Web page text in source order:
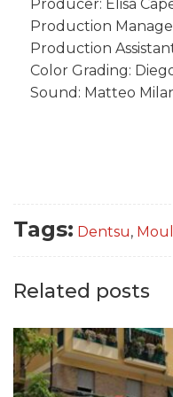
Producer: Elisa
Production
Production
Color Grading:
Sound: Matteo
Tags: Dentsu,
Related posts